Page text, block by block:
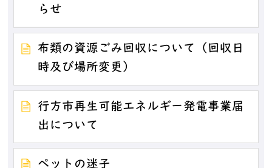
らせ
布類の資源ごみ回収について（回収日
時及び場所変更）
行方市再生可能エネルギー発電事業届
出について
ペットの迷子